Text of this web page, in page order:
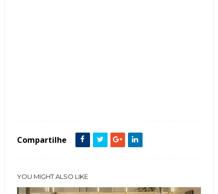
Compartilhe
YOU MIGHT ALSO LIKE